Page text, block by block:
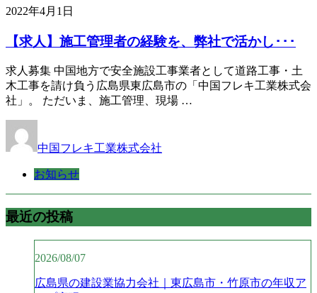
2022年4月1日
【求人】施工管理者の経験を、弊社で活かし･･･
求人募集 中国地方で安全施設工事業者として道路工事・土
木工事を請け負う広島県東広島市の「中国フレキ工業株式会
社」。 ただいま、施工管理、現場 …
中国フレキ工業株式会社
お知らせ
最近の投稿
2026/08/07
広島県の建設業協力会社｜東広島市・竹原市の年収ア